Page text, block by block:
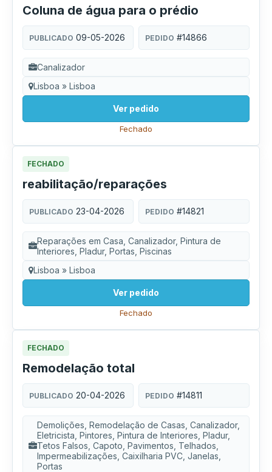
Coluna de água para o prédio
PUBLICADO 09-05-2026 PEDIDO #14866
Canalizador
Lisboa » Lisboa
Ver pedido
Fechado
FECHADO
reabilitação/reparações
PUBLICADO 23-04-2026 PEDIDO #14821
Reparações em Casa, Canalizador, Pintura de
Interiores, Pladur, Portas, Piscinas
Lisboa » Lisboa
Ver pedido
Fechado
FECHADO
Remodelação total
PUBLICADO 20-04-2026 PEDIDO #14811
Demolições, Remodelação de Casas, Canalizador,
Eletricista, Pintores, Pintura de Interiores, Pladur,
Tetos Falsos, Capoto, Pavimentos, Telhados,
Impermeabilizações, Caixilharia PVC, Janelas,
Portas